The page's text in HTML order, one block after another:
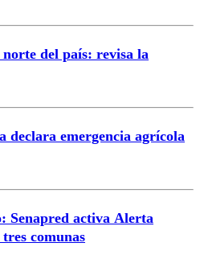
del país: revisa la
emergencia agrícola
Senapred activa Alerta
comunas